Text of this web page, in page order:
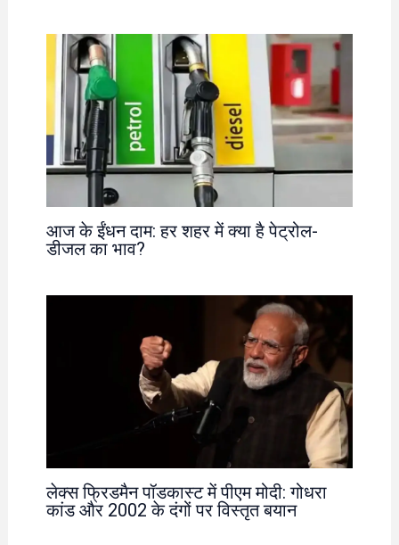
आज के ईंधन दाम: हर शहर में क्या है पेट्रोल-
डीजल का भाव?
लेक्स फ्रिडमैन पॉडकास्ट में पीएम मोदी: गोधरा
कांड और 2002 के दंगों पर विस्तृत बयान